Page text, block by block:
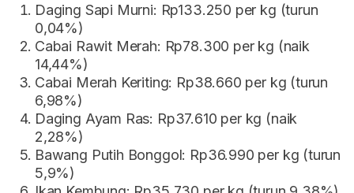
Daging Sapi Murni: Rp133.250 per kg (turun
0,04%)
Cabai Rawit Merah: Rp78.300 per kg (naik
14,44%)
Cabai Merah Keriting: Rp38.660 per kg (turun
6,98%)
Daging Ayam Ras: Rp37.610 per kg (naik
2,28%)
Bawang Putih Bonggol: Rp36.990 per kg (turun
5,9%)